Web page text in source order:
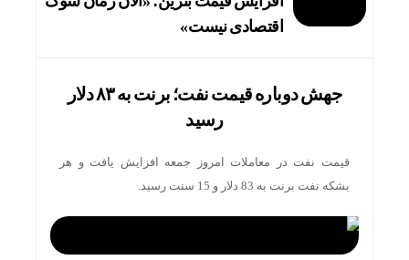
اقتصادی نیست»
جهش دوباره قیمت نفت؛ برنت به ۸۳ دلار
رسید
قیمت نفت در معاملات امروز جمعه افزایش یافت و هر
بشکه نفت برنت به 83 دلار و 15 سنت رسید.